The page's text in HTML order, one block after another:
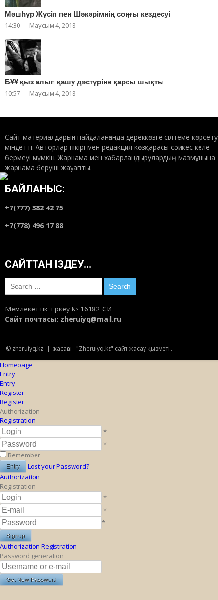
Мәшһүр Жүсіп пен Шәкәрімнің соңғы кездесуі
14:30 Маусым 4, 2018
БҰҰ қыз алып қашу дәстүріне қарсы шықты
10:57 Маусым 4, 2018
Сайт материалдарын пайдаланғанда дереккөзге сілтеме көрсету
міндетті. Авторлар пікірі мен редакция көзқарасы сәйкес келе
бермеуі мүмкін. Жарнама мен хабарландырулардың мазмұнына
жарнама беруші жауапты.
БАЙЛАНЫС:
+7(777) 382 42 75
+7(778) 496 17 88
САЙТТАН ІЗДЕУ…
Search
for:
Мемлекеттік тіркеу № 16182-СИ
Сайт почтасы: zheruiyq@mail.ru
© zheruiyq.kz | жасаған "Zheruiyq.kz" сайт жасау қызметі .
Homepage
Entry
Entry
Register
Register
Authorization
Registration
*
*
Remember
Lost your Password?
Authorization
Registration
*
*
*
Authorization Registration
Password generation